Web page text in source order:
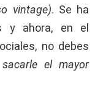
vintage). Se ha
y ahora, en el
no debes
sacarle el mayor